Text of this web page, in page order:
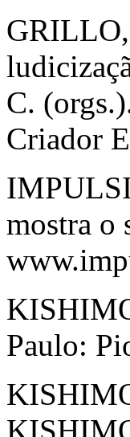
C.
Criador
mostra o
Paulo: